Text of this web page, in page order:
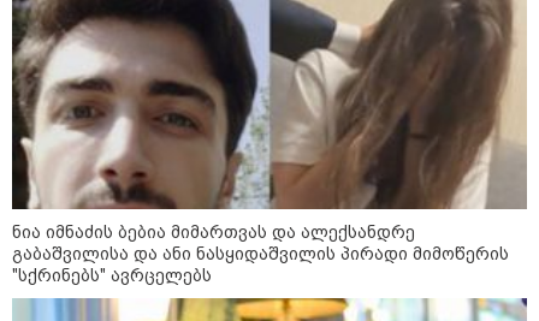
15:49 / 06-08-2026
შეიძინე ალდაგის სამოგზაურო დაზღვევა და
მიიღე გაორმაგებული ინტერნეტი
ნია იმნაძის ბებია მიმართვას და ალექსანდრე
გაბაშვილისა და ანი ნასყიდაშვილის პირადი მიმოწერის
"სქრინებს" ავრცელებს